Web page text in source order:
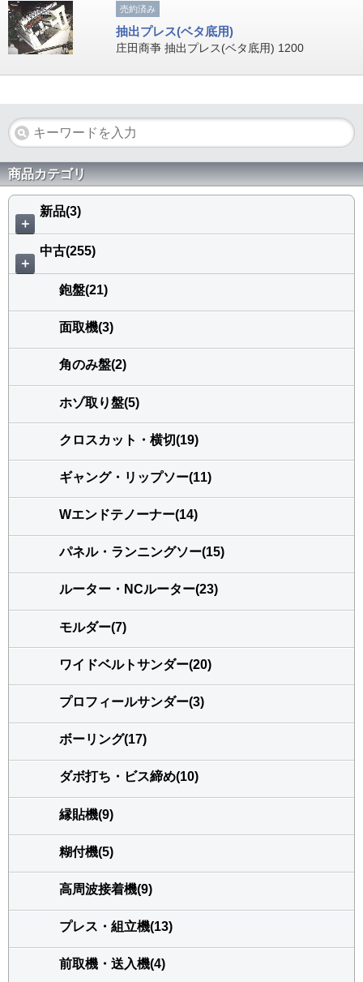
売約済み
抽出プレス(ベタ底用)
庄田商亊 抽出プレス(ベタ底用) 1200
商品カテゴリ
＋
新品(3)
＋
中古(255)
鉋盤(21)
面取機(3)
角のみ盤(2)
ホゾ取り盤(5)
クロスカット・横切(19)
ギャング・リップソー(11)
Wエンドテノーナー(14)
パネル・ランニングソー(15)
ルーター・NCルーター(23)
モルダー(7)
ワイドベルトサンダー(20)
プロフィールサンダー(3)
ボーリング(17)
ダボ打ち・ビス締め(10)
縁貼機(9)
糊付機(5)
高周波接着機(9)
プレス・組立機(13)
前取機・送入機(4)